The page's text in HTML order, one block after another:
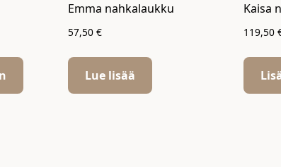
Emma nahkalaukku
57,50€
Lue lisää
Kaisa
119,50